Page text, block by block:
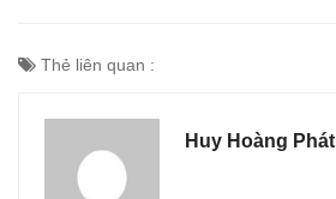
Thẻ liên quan :
Huy Hoàng Phát